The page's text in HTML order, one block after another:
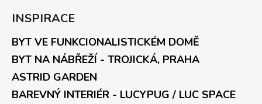
INSPIRACE
BYT VE FUNKCIONALISTICKÉM DOMĚ
BYT NA NÁBŘEŽÍ - TROJICKÁ, PRAHA
ASTRID GARDEN
BAREVNÝ INTERIÉR - LUCYPUG / LUC SPACE